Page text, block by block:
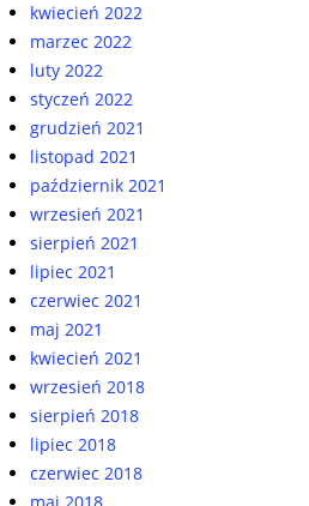
kwiecień 2022
marzec 2022
luty 2022
styczeń 2022
grudzień 2021
listopad 2021
październik 2021
wrzesień 2021
sierpień 2021
lipiec 2021
czerwiec 2021
maj 2021
kwiecień 2021
wrzesień 2018
sierpień 2018
lipiec 2018
czerwiec 2018